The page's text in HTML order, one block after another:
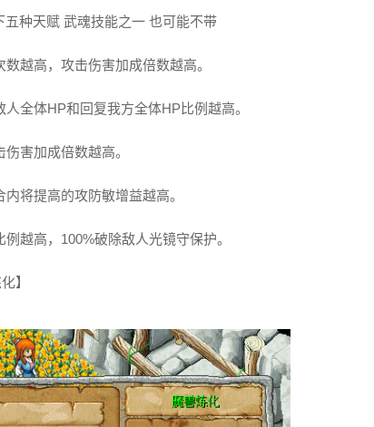
种天赋 武魂技能之一 也可能不带
越高，攻击伤害加成倍数越高。
全体HP和回复我方全体HP比例越高。
害加成倍数越高。
将提高的攻防敏增益越高。
越高，100%破除敌人光镜守保护。
】